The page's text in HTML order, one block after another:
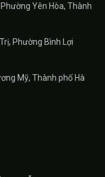
Yên Hòa, Thành
Phường Bình Lợi
Mỹ, Thành phố Hà